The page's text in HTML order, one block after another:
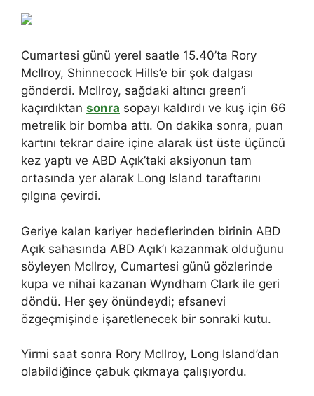
Cumartesi günü yerel saatle 15.40’ta Rory
McIlroy, Shinnecock Hills’e bir şok dalgası
gönderdi. McIlroy, sağdaki altıncı green’i
kaçırdıktan sonra sopayı kaldırdı ve kuş için 66
metrelik bir bomba attı. On dakika sonra, puan
kartını tekrar daire içine alarak üst üste üçüncü
kez yaptı ve ABD Açık’taki aksiyonun tam
ortasında yer alarak Long Island taraftarını
çılgına çevirdi.
Geriye kalan kariyer hedeflerinden birinin ABD
Açık sahasında ABD Açık’ı kazanmak olduğunu
söyleyen McIlroy, Cumartesi günü gözlerinde
kupa ve nihai kazanan Wyndham Clark ile geri
döndü. Her şey önündeydi; efsanevi
özgeçmişinde işaretlenecek bir sonraki kutu.
Yirmi saat sonra Rory McIlroy, Long Island’dan
olabildiğince çabuk çıkmaya çalışıyordu.